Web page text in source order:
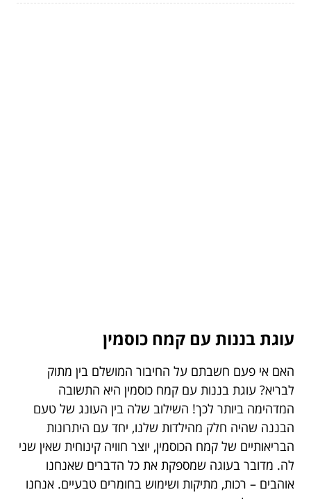
עוגת בננות עם קמח כוסמין
האם אי פעם חשבתם על החיבור המושלם בין מתוק
לבריא? עוגת בננות עם קמח כוסמין היא התשובה
המדהימה ביותר לכך! השילוב שלה בין העונג של טעם
הבננה שהיה חלק מהילדות שלנו, יחד עם היתרונות
הבריאותיים של קמח הכוסמין, יוצר חוויה קינוחית שאין שני
לה. מדובר בעוגה שמספקת את כל הדברים שאנחנו
אוהבים – רכות, מתיקות ושימוש בחומרים טבעיים. אנחנו